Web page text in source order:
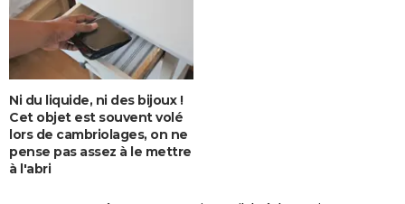
Ni du liquide, ni des bijoux !
Cet objet est souvent volé
lors de cambriolages, on ne
pense pas assez à le mettre
à l'abri